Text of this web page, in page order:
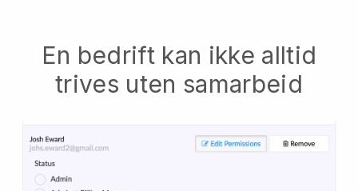
En bedrift kan ikke alltid
trives uten samarbeid